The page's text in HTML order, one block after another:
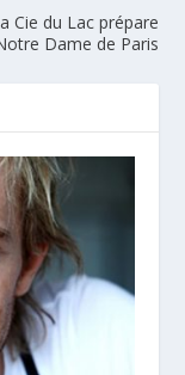
Cie du Lac prépare
Dame de Paris